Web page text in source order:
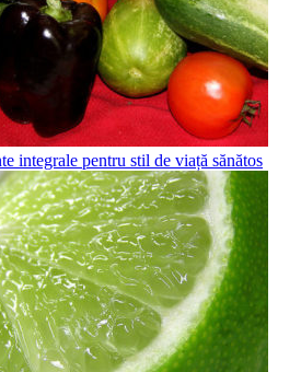
integrale pentru stil de viață sănătos